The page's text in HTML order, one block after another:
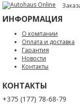
ИНФОРМАЦИЯ
О компании
Оплата и доставка
Гарантия
Новости
Контакты
КОНТАКТЫ
+375 (177) 78-68-79